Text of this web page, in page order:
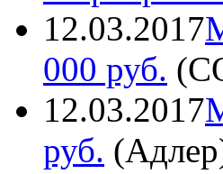
12.03.2017
000 руб. (
12.03.2017
руб. (Адлер